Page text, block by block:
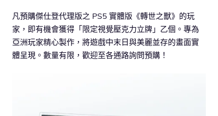
凡預購傑仕登代理版之 PS5 實體版《轉世之獸》的玩
家，即有機會獲得「限定視覺壓克力立牌」乙個。專為
亞洲玩家精心製作，將遊戲中末日與美麗並存的畫面實
體呈現。數量有限，歡迎至各通路詢問預購！